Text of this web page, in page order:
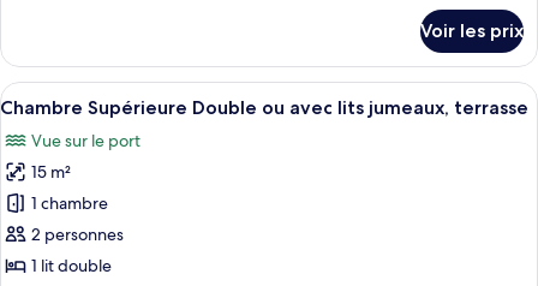
vue
partielle
sur
l'océan
le
type
de
Chambre
Double
Classique,
vue
partielle
sur
l'océan
Voir les prix
Afficher
toutes
les
photos
pour
ce
type
Une chambre d’hôtel avec un lit,
21
Chambre Supérieure Double ou avec lits jumeaux, terrasse
Vue sur le port
15 m²
1 chambre
2 personnes
1 lit double